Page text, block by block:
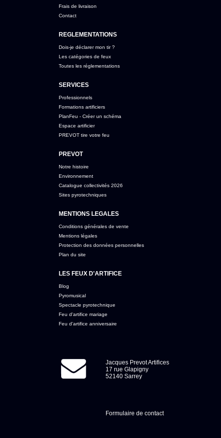
Frais de livraison
Contact
REGLEMENTATIONS
Dois-je déclarer mon tir ?
Les catégories de feux
Toutes les réglementations
SERVICES
Professionnels
Formations artificiers
PlanFeu - Créer un schéma
Espace artificier
PREVOT tire votre feu
PREVOT
Notre histoire
Environnement
Catalogue collectivités 2026
Sites pyrotechniques
MENTIONS LEGALES
Conditions générales de vente
Mentions légales
Protection des données personnelles
Plan du site
LES FEUX D'ARTIFICE
Blog
Pyromusical
Spectacle pyrotechnique
Feu d'artifice mariage
Feu d'artifice anniversaire
Jacques Prevot Artifices
17 rue Glapigny
52140 Sarrey
Formulaire de contact